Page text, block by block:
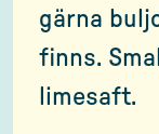
gärna
finns.
limesaft.